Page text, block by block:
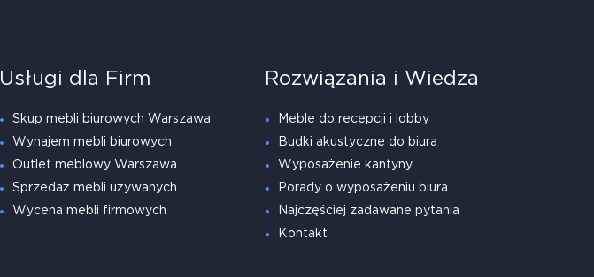
Usługi dla Firm
Skup mebli biurowych Warszawa
Wynajem mebli biurowych
Outlet meblowy Warszawa
Sprzedaż mebli używanych
Wycena mebli firmowych
Rozwiązania i Wiedza
Meble do recepcji i lobby
Budki akustyczne do biura
Wyposażenie kantyny
Porady o wyposażeniu biura
Najczęściej zadawane pytania
Kontakt